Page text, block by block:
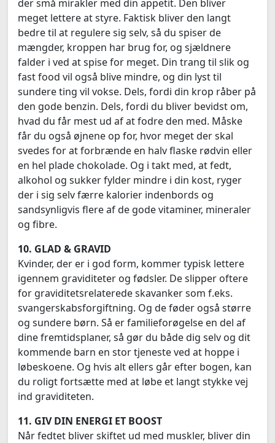
der små mirakler med din appetit. Den bliver
meget lettere at styre. Faktisk bliver den langt
bedre til at regulere sig selv, så du spiser de
mængder, kroppen har brug for, og sjældnere
falder i ved at spise for meget. Din trang til slik og
fast food vil også blive mindre, og din lyst til
sundere ting vil vokse. Dels, fordi din krop råber på
den gode benzin. Dels, fordi du bliver bevidst om,
hvad du får mest ud af at fodre den med. Måske
får du også øjnene op for, hvor meget der skal
svedes for at forbrænde en halv flaske rødvin eller
en hel plade chokolade. Og i takt med, at fedt,
alkohol og sukker fylder mindre i din kost, ryger
der i sig selv færre kalorier indenbords og
sandsynligvis flere af de gode vitaminer, mineraler
og fibre.
10. GLAD & GRAVID
Kvinder, der er i god form, kommer typisk lettere
igennem graviditeter og fødsler. De slipper oftere
for graviditetsrelaterede skavanker som f.eks.
svangerskabsforgiftning. Og de føder også større
og sundere børn. Så er familieforøgelse en del af
dine fremtidsplaner, så gør du både dig selv og dit
kommende barn en stor tjeneste ved at hoppe i
løbeskoene. Og hvis alt ellers går efter bogen, kan
du roligt fortsætte med at løbe et langt stykke vej
ind graviditeten.
11. GIV DIN ENERGI ET BOOST
Når fedtet bliver skiftet ud med muskler, bliver din